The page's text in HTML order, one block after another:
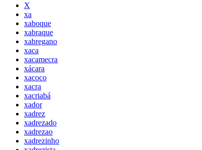
X
xa
xaboque
xabraque
xabregano
xaca
xacamecra
xácara
xacoco
xacra
xacriabá
xador
xadrez
xadrezado
xadrezao
xadrezinho